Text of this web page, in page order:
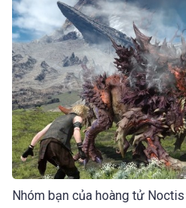
Nhóm bạn của hoàng tử